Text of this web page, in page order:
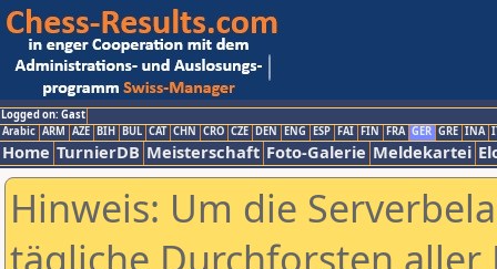
Logged on: Gast
Arabic ARM AZE BIH BUL CAT CHN CRO CZE DEN ENG ESP FAI FIN FRA GER GRE INA
Home TurnierDB Meisterschaft Foto-Galerie Meldekartei
Hinweis: Um die